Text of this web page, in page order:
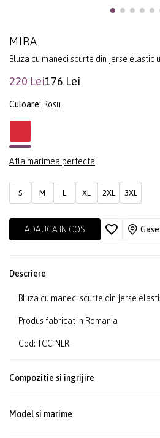
MIRA
Bluza cu maneci scurte din jerse elastic
220 Lei176 Lei
Culoare: Rosu
Afla marimea perfecta
S M L XL 2XL 3XL
ADAUGA IN COS
Descriere
Bluza cu maneci scurte din jerse
Produs fabricat in Romania
Cod: TCC-NLR
Compozitie si ingrijire
Model si marime